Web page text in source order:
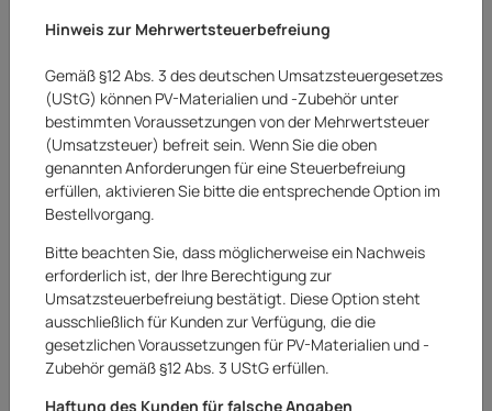
BYD Speicherpaket Batteriespeicher 10.24
kWh HVS+
Hinweis zur Mehrwertsteuerbefreiung
Gemäß §12 Abs. 3 des deutschen Umsatzsteuergesetzes
(UStG) können PV-Materialien und -Zubehör unter
bestimmten Voraussetzungen von der Mehrwertsteuer
(Umsatzsteuer) befreit sein. Wenn Sie die oben
genannten Anforderungen für eine Steuerbefreiung
erfüllen, aktivieren Sie bitte die entsprechende Option im
Bestellvorgang.
Bitte beachten Sie, dass möglicherweise ein Nachweis
erforderlich ist, der Ihre Berechtigung zur
Umsatzsteuerbefreiung bestätigt. Diese Option steht
ausschließlich für Kunden zur Verfügung, die die
gesetzlichen Voraussetzungen für PV-Materialien und -
Zubehör gemäß §12 Abs. 3 UStG erfüllen.
Haftung des Kunden für falsche Angaben